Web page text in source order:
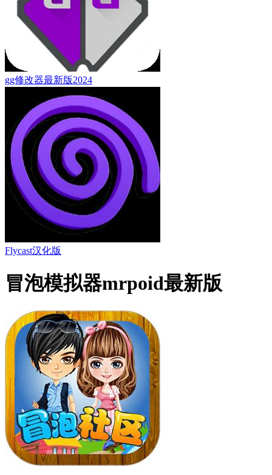
gg修改器最新版2024
Flycast汉化版
冒泡模拟器mrpoid最新版